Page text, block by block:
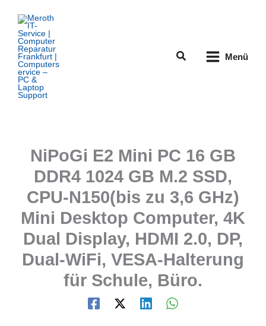
Inhalt
springen
Suchen Menü
NiPoGi E2 Mini PC 16 GB
DDR4 1024 GB M.2 SSD,
CPU-N150(bis zu 3,6 GHz)
Mini Desktop Computer, 4K
Dual Display, HDMI 2.0, DP,
Dual-WiFi, VESA-Halterung
für Schule, Büro.